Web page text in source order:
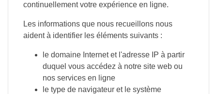
continuellement votre expérience en ligne.
Les informations que nous recueillons nous
aident à identifier les éléments suivants :
le domaine Internet et l'adresse IP à partir
duquel vous accédez à notre site web ou
nos services en ligne
le type de navigateur et le système